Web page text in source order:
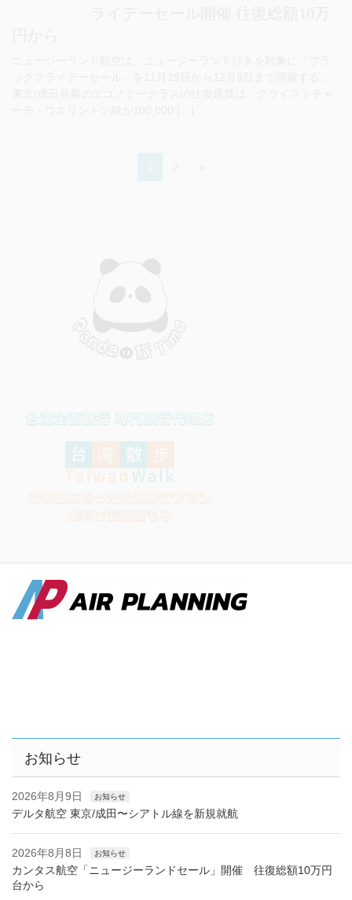
お知らせ
2026年8月9日 お知らせ
デルタ航空 東京/成田〜シアトル線を新規就航
2026年8月8日 お知らせ
カンタス航空「ニュージーランドセール」開催 往復総額10万円
台から